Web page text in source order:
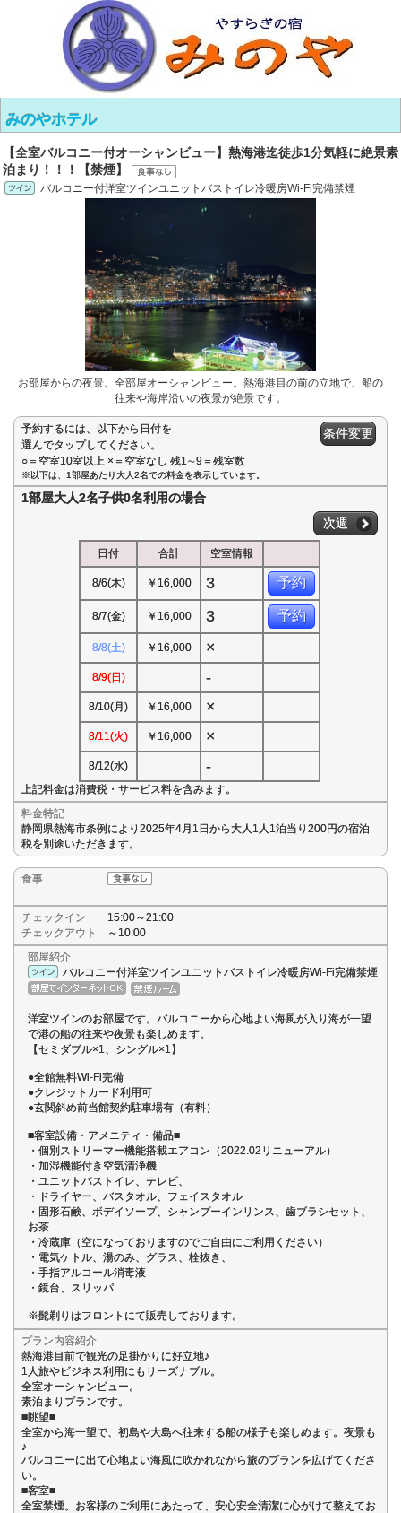
みのやホテル
【全室バルコニー付オーシャンビュー】熱海港迄徒歩1分気軽に絶景素
泊まり！！！【禁煙】
バルコニー付洋室ツインユニットバストイレ冷暖房Wi-Fi完備禁煙
お部屋からの夜景。全部屋オーシャンビュー。熱海港目の前の立地で、船の
往来や海岸沿いの夜景が絶景です。
予約するには、以下から日付を
選んでタップしてください。
○＝空室10室以上 ×＝空室なし 残1∼9＝残室数
条件変更
※以下は、1部屋あたり大人2名での料金を表示しています。
1部屋大人2名子供0名利用の場合
次週
日付 合計 空室情報
8/6(木) ￥16,000 3 予約
8/7(金) ￥16,000 3 予約
8/8(土) ￥16,000 ×
8/9(日) -
8/10(月) ￥16,000 ×
8/11(火) ￥16,000 ×
8/12(水) -
上記料金は消費税・サービス料を含みます。
料金特記
静岡県熱海市条例により2025年4月1日から大人1人1泊当り200円の宿泊
税を別途いただきます。
食事
チェックイン
15:00～21:00
チェックアウト
～10:00
部屋紹介
バルコニー付洋室ツインユニットバストイレ冷暖房Wi-Fi完備禁煙
洋室ツインのお部屋です。バルコニーから心地よい海風が入り海が一望
で港の船の往来や夜景も楽しめます。
【セミダブル×1、シングル×1】
●全館無料Wi-Fi完備
●クレジットカード利用可
●玄関斜め前当館契約駐車場有（有料）
■客室設備・アメニティ・備品■
・個別ストリーマー機能搭載エアコン（2022.02リニューアル）
・加湿機能付き空気清浄機
・ユニットバストイレ、テレビ、
・ドライヤー、バスタオル、フェイスタオル
・固形石鹸、ボデイソープ、シャンプーインリンス、歯ブラシセット、
お茶
・冷蔵庫（空になっておりますのでご自由にご利用ください）
・電気ケトル、湯のみ、グラス、栓抜き、
・手指アルコール消毒液
・鏡台、スリッパ
※髭剃りはフロントにて販売しております。
プラン内容紹介
熱海港目前で観光の足掛かりに好立地♪
1人旅やビジネス利用にもリーズナブル。
全室オーシャンビュー。
素泊まりプランです。
■眺望■
全室から海一望で、初島や大島へ往来する船の様子も楽しめます。夜景も
♪
バルコニーに出て心地よい海風に吹かれながら旅のプランを広げてくださ
い。
■客室■
全室禁煙。お客様のご利用にあたって、安心安全清潔に心がけて整えてお